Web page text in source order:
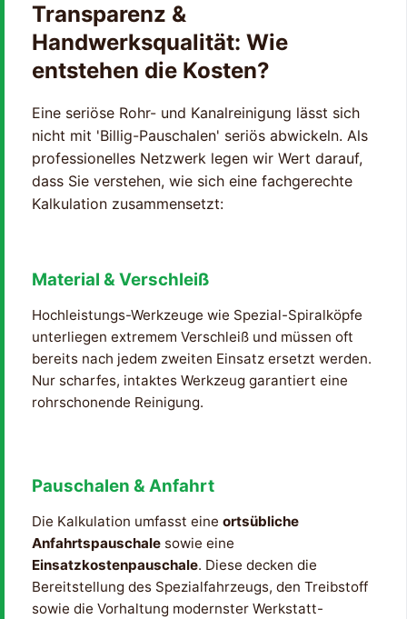
Transparenz &
Handwerksqualität: Wie
entstehen die Kosten?
Eine seriöse Rohr- und Kanalreinigung lässt sich
nicht mit 'Billig-Pauschalen' seriös abwickeln. Als
professionelles Netzwerk legen wir Wert darauf,
dass Sie verstehen, wie sich eine fachgerechte
Kalkulation zusammensetzt:
Material & Verschleiß
Hochleistungs-Werkzeuge wie Spezial-Spiralköpfe
unterliegen extremem Verschleiß und müssen oft
bereits nach jedem zweiten Einsatz ersetzt werden.
Nur scharfes, intaktes Werkzeug garantiert eine
rohrschonende Reinigung.
Pauschalen & Anfahrt
Die Kalkulation umfasst eine ortsübliche
Anfahrtspauschale sowie eine
Einsatzkostenpauschale. Diese decken die
Bereitstellung des Spezialfahrzeugs, den Treibstoff
sowie die Vorhaltung modernster Werkstatt-